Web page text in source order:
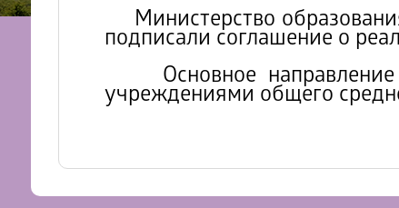
Министерство
подписали соглашение о
Основное направление
учреждениями общего